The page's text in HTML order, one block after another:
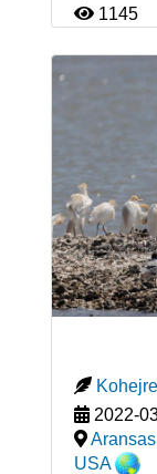
1145
Kohejre
2022-
USA